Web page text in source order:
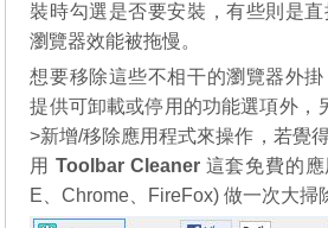
裝時勾選是否要安裝，有些則是
瀏覽器效能被拖慢。
想要移除這些不相干的瀏覽器外
提供可卸載或停用的功能選項外，
>新增/移除應用程式來操作，若覺
用Toolbar Cleaner 這套免費的
E、Chrome、FireFox) 做一次大掃